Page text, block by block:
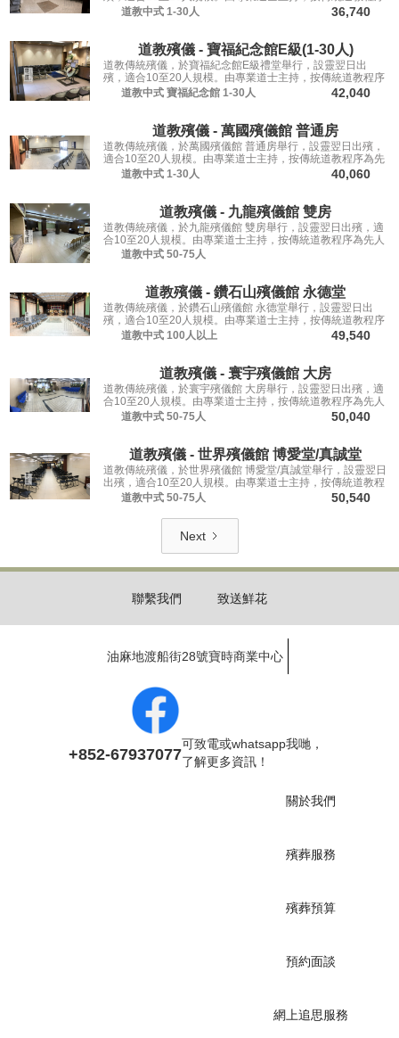
為先人送行。
道教中式 1-30人 36,740
道教殯儀 - 寶福紀念館E級(1-30人)
道教傳統殯儀，於寶福紀念館E級禮堂舉行，設靈翌日出
殯，適合10至20人規模。由專業道士主持，按傳統道教程序
為先人送行。
道教中式 寶福紀念館 1-30人 42,040
道教殯儀 - 萬國殯儀館 普通房
道教傳統殯儀，於萬國殯儀館 普通房舉行，設靈翌日出殯，
適合10至20人規模。由專業道士主持，按傳統道教程序為先
人送行。
道教中式 1-30人 40,060
道教殯儀 - 九龍殯儀館 雙房
道教傳統殯儀，於九龍殯儀館 雙房舉行，設靈翌日出殯，適
合10至20人規模。由專業道士主持，按傳統道教程序為先人
送行。道教中式 50-75人
道教殯儀 - 鑽石山殯儀館 永德堂
道教傳統殯儀，於鑽石山殯儀館 永德堂舉行，設靈翌日出
殯，適合10至20人規模。由專業道士主持，按傳統道教程序
為先人送行。
道教中式 100人以上 49,540
道教殯儀 - 寰宇殯儀館 大房
道教傳統殯儀，於寰宇殯儀館 大房舉行，設靈翌日出殯，適
合10至20人規模。由專業道士主持，按傳統道教程序為先人
送行。道教中式 50-75人 50,040
道教殯儀 - 世界殯儀館 博愛堂/真誠堂
道教傳統殯儀，於世界殯儀館 博愛堂/真誠堂舉行，設靈翌日
出殯，適合10至20人規模。由專業道士主持，按傳統道教程
序為先人送行。
道教中式 50-75人 50,540
Next
聯繫我們 致送鮮花
油麻地渡船街28號寶時商業中心
關於我們
殯葬服務
殯葬預算
預約面談
網上追思服務
+852-67937077
可致電或whatsapp我哋，
了解更多資訊！